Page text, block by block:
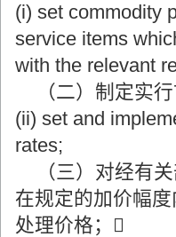
(i) set commodity
service items
with the relevant
（二）制定实行
(ii) set and
rates;
（三）对经有关
在规定的加价幅
处理价格；